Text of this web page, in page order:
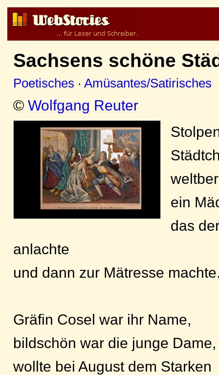
Sachsens schöne
Poetisches · Amüsantes/Satirisches
© Wolfgang Reuter
ein
das
anlachte
und dann zur Mätresse
Gräfin Cosel war ihr Name,
bildschön war die junge Dame,
wollte bei August dem Starken